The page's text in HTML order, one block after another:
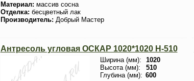
Материал: массив сосна
Отделка: бесцветный лак
Производитель: Добрый Мастер
Антресоль угловая ОСКАР 1020*1020 Н-510
Ширина (мм):
1020
Высота (мм):
510
Глубина (мм): 600